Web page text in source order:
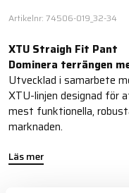
Artikelnr: 74506-019_32-34
XTU Straigh Fit Pant
Dominera terrängen
Utvecklad i samarbete
XTU-linjen designad för
mest funktionella,
marknaden.
Läs mer